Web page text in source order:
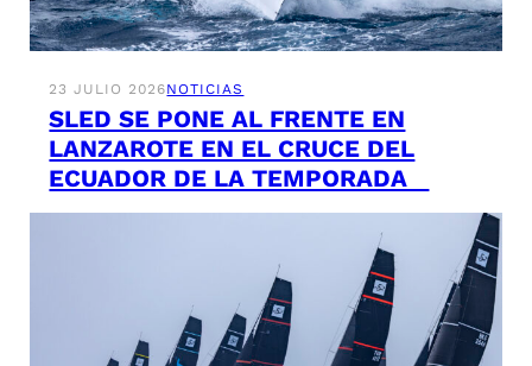
23 JULIO 2026NOTICIAS
SLED SE PONE AL FRENTE EN
LANZAROTE EN EL CRUCE DEL
ECUADOR DE LA TEMPORADA